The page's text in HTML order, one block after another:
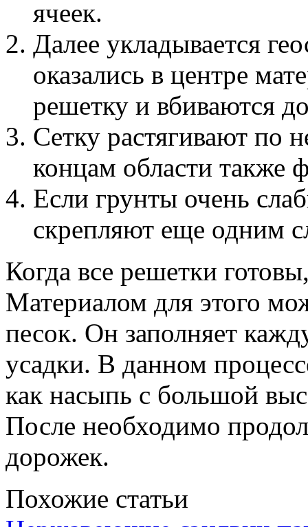
ячеек.
Далее укладывается
оказались в центре
решетку и вбиваются
Сетку растягивают по
концам области также
Если грунты очень
скрепляют еще одним
Когда все решетки
Материалом для этого
песок. Он заполняет
усадки. В данном
как насыпь с большой
После необходимо
дорожек.
Похожие статьи